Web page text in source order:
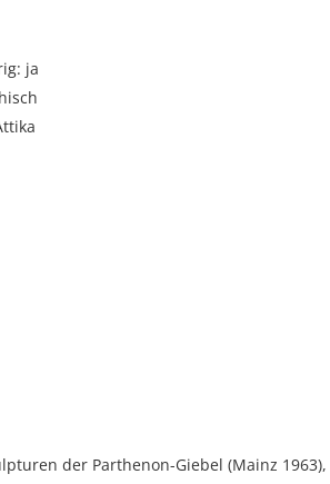
ja
der Parthenon-Giebel (Mainz